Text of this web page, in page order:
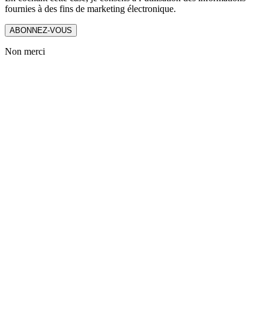
fournies à des fins de marketing électronique.
ABONNEZ-VOUS
Non merci